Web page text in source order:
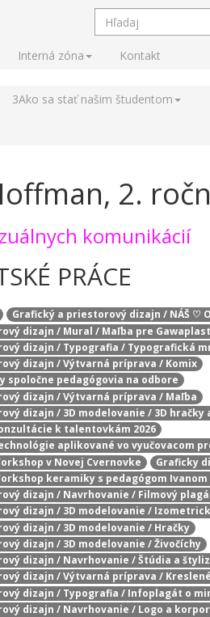
Interná zóna Kontakt
3Ako sa stať našim študentom
2.
komunikácií
PRÁCE
Grafický a priestorový dizajn / NÁŠ ♡
dizajn / Mural / Maľba pre Gawaplast
dizajn / Typografia / Typografická
dizajn / Výtvarná príprava / Komix
spoločne pedagógovia na odbore
dizajn / Výtvarná príprava / Maľba
dizajn / 3D modelovanie / 3D hračky
k talentovkám 2026
aplikované vo vyučovacom
v Novej Cvernovke
Graficky
keramiky s pedagógom Ivanom
dizajn / Navrhovanie / Filmový
dizajn / 3D modelovanie /
dizajn / 3D modelovanie / Hračky
dizajn / 3D modelovanie / Živočíchy
dizajn / Navrhovanie / Štúdia a
dizajn / Výtvarná príprava /
dizajn / Typografia / Infoplagát o
dizajn / Navrhovanie / Logo a